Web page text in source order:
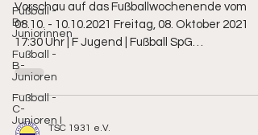
Fußball -
B-
Juniorinnen
Fußball -
B-
Junioren
Fußball -
C-
Junioren I
Vorschau auf das Fußballwochenende vom
08.10. - 10.10.2021 Freitag, 08. Oktober 2021
17:30 Uhr | F Jugend | Fußball SpG
Thonberg/Elstra...
TSC 1931 e.V.